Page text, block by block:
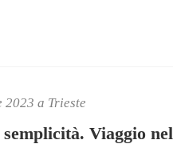
2023 a Trieste
Viaggio